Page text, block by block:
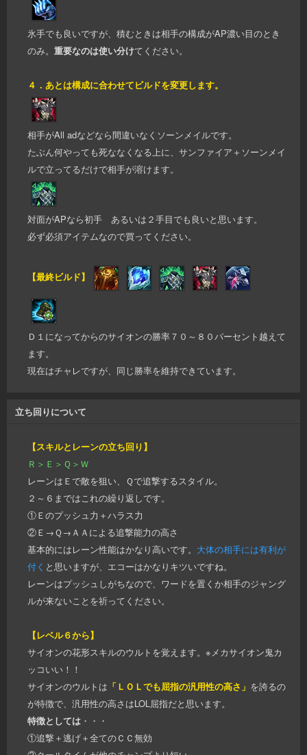
氷手でも良いですが、積むときは相手の構成がAP濃い目のとき
のみ。 重要なのは使い分けてください。
４．あとは構成に合わせてビルドを変更します。
相手がAll adなどなら間違いなくソーンメイルです。
たぶん何やっても死ななくなる上に、サンファイア＋ソーンメイ
ルで立ってるだけで相手が溶けます。
対面がAPなら初手 あるいは２手目でも良いと思います。
必ず必須アイテムなので買ってください。
【最終ビルド】
Ｄ１になってからのサイオンの勝率７０～８０パーセント越えて
ます。
現在はチャレですが、同じ勝率を維持できています。
立ち回りについて
【スキルとレーンの立ち回り】
Ｒ＞Ｅ＞Ｑ＞Ｗ
レーンはＥで敵を狙い、Ｑで追撃するスタイル。
２～６まではこれの繰り返しです。
①Ｅのプッシュ力＋ハラス力
②Ｅ→Ｑ→ＡＡによる追撃能力の高さ
基本的にはレーン性能はかなり高いです。 大体の相手には有利が
付く と思いますが、エコーはかなりキツいですね。
レーンはプッシュしがちなので、ワードを置くか相手のジャング
ルが来ないことを祈ってください。
【レベル６から】
サイオンの花形スキルのウルトを覚えます。※メカサイオン鬼カ
ッコいい！！
サイオンのウルトは 「ＬＯＬでも屈指の汎用性の高さ」 を誇るの
が特徴で、汎用性の高さはLOL屈指だと思います。
特徴としては ・・・
①追撃＋逃げ＋全てのＣＣ無効